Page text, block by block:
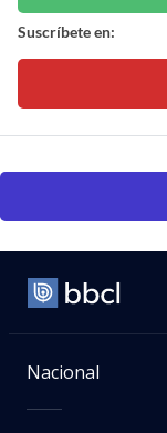
Suscríbete en:
Nacional